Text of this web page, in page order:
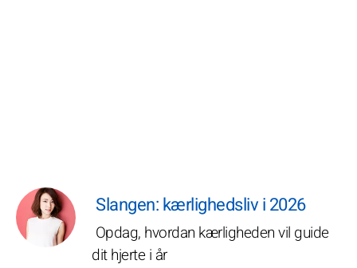
Slangen: kærlighedsliv i 2026
Opdag, hvordan kærligheden vil guide
dit hjerte i år